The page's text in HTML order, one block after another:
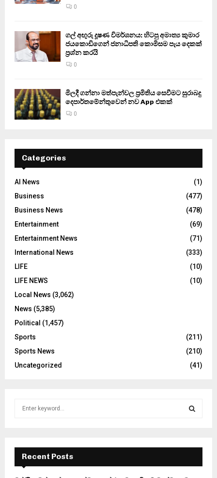
0
ගල් අඟුරු දූෂණ විමර්ශනය: හිටපු අමාත්‍ය කුමාර
ජයකොඩිගෙන් ජනාධිපති කොමිසම පැය දෙකක්
ප්‍රශ්න කරයි
0
මිලදී ගන්නා මත්පැන්වල ප්‍රමිතිය සෙවීමට සුරාබදු
දෙපාර්තමේන්තුවෙන් නව App එකක්
0
Categories
AI News
(1)
Business
(477)
Business News
(478)
Entertainment
(69)
Entertainment News
(71)
International News
(333)
LIFE
(10)
LIFE NEWS
(10)
Local News (3,062)
News (5,385)
Political (1,457)
Sports
(211)
Sports News
(210)
Uncategorized
(41)
f
E
A
Recent Posts